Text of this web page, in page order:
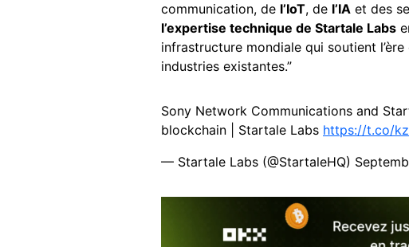
communication, de l’IoT, de l’IA et des
l’expertise technique de Startale Labs
infrastructure mondiale qui soutient
industries existantes.”
Sony Network Communications and
blockchain | Startale Labs https://t.co/
— Startale Labs (@StartaleHQ)